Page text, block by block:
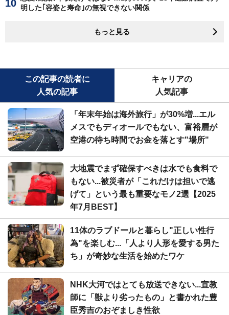
明した｢容姿と寿命｣の無視できない関係
もっと見る
この記事の読者に
人気の記事
キャリアの
人気記事
「年末年始は海外旅行」が30%増...エル
メスでもディオールでもない、富裕層が
空港の待ち時間でお金を落とす"場所"
大地震でまず確保すべきは水でも食料で
もない...被災者が「これだけは担いで逃
げて」という最も重要なモノ2選【2025
年7月BEST】
11体のラブドールと暮らし"正しい性行
為"を楽しむ...「人より人形を愛する男た
ち」が奇妙な生活を始めたワケ
NHK大河ではとても放送できない...宣教
師に「獣より劣ったもの」と書かれた豊
臣秀吉のおぞましき性欲